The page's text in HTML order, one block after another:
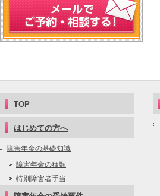
TOP
はじめての方へ
障害年金の基礎知識
障害年金の種類
特別障害者手当